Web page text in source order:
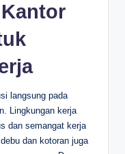
langsung pada
Lingkungan kerja
dan semangat kerja
dan kotoran juga